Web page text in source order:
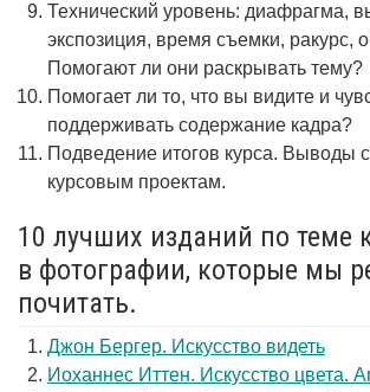
Технический уровень: диафрагма,
экспозиция, время съемки, ракурс,
Помогают ли они раскрывать тему?
Помогает ли то, что вы видите и
поддерживать содержание кадра?
Подведение итогов курса. Выводы
курсовым проектам.
10 лучших изданий по теме
в фотографии, которые мы
почитать.
Джон Бергер. Искусство видеть
Иоханнес Иттен. Искусство цвета.